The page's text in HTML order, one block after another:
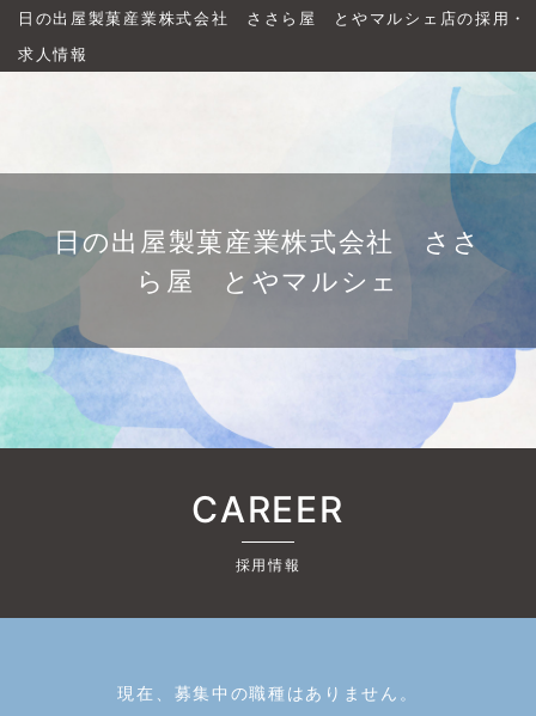
日の出屋製菓産業株式会社 ささら屋 とやマルシェ店の採用・
求人情報
日の出屋製菓産業株式会社 ささ
ら屋 とやマルシェ
CAREER
採用情報
現在、募集中の職種はありません。